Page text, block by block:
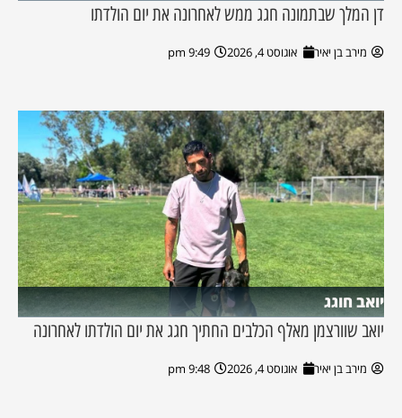
דן המלך שבתמונה חגג ממש לאחרונה את יום הולדתו
מירב בן יאיר אוגוסט 4, 2026 9:49 pm
יואב חוגג
יואב שוורצמן מאלף הכלבים החתיך חגג את יום הולדתו לאחרונה
מירב בן יאיר אוגוסט 4, 2026 9:48 pm